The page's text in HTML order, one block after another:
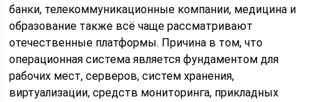
банки, телекоммуникационные компании, медицина и
образование также всё чаще рассматривают
отечественные платформы. Причина в том, что
операционная система является фундаментом для
рабочих мест, серверов, систем хранения,
виртуализации, средств мониторинга, прикладных